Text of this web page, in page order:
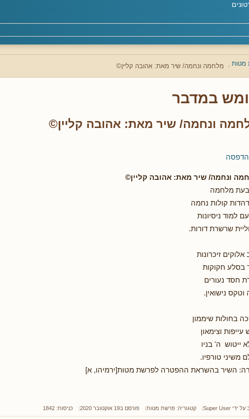
מטות מלחמה ונחמה/ שיר מאת: אהובה קליין©
במדבר
ונחמה/ שיר מאת: אהובה קליין©
הדפסה
ונחמה/ שיר מאת: אהובה קליין©
מלחמה
קולות נחמה
למוד ניסיונות
שרשרת דורות.
אלוקים זיכרונות
בסלע חקוקות
חסד נעורים
וטקס נישואין.
בחולות שיממון
עייפות וצימאון
ייטוש ה' בניו
משיני טורפיו.
השיר בהשראת ההפטרה לפרשת מטות[ירמיהו, א]
על ידי Super User קטגוריה: פרשת מטות פורסם ב19 אוקטובר 2020 כניסות: 1842